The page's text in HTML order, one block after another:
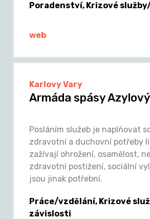
Poradenství, Krizové
web
Karlovy Vary
Armáda spásy
Posláním služeb je naplňovat
zdravotní a duchovní potřeby
zažívají ohrožení, osamělost,
zdravotní postižení, sociální
jsou jinak potřební.
Práce/vzdělání, Krizové
závislosti